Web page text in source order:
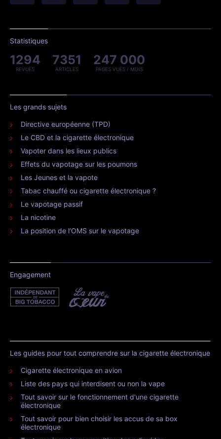
Statistiques
1294
REVUES
7351
ARTICLES
247 000
PAGES VUES / MOIS
Les grands sujets
Directive européenne (TPD)
Le CBD et la cigarette électronique
Vapoter dans les lieux publics
Effets du vapotage sur les poumons
Les Jeunes et la vapote
Tabac chauffé ou cigarette électronique ?
Le vapotage passif
La nicotine
La position de l’OMS sur le vapotage
Engagement
Les guides pour tout comprendre sur la cigarette électronique
Cigarette électronique en avion
Liste des pays qui interdisent ou non la vape
Tout savoir sur le fonctionnement d'une cigarette
électronique
Tout savoir pour bien choisir les accus de sa box
électronique